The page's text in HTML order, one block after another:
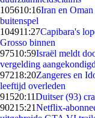
105610:16Iran en
buitenspel
104911:27Capibara's
Grosso binnen
97510:59Israël meldt
vergelding aangekondigd
97218:20Zangeres en
leeftijd overleden
91520:11Duitser (93)
90215:21Netflix-